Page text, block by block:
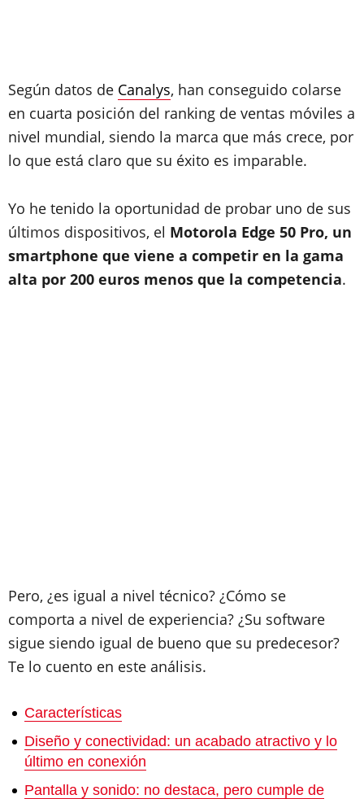
Según datos de Canalys, han conseguido colarse
en cuarta posición del ranking de ventas móviles a
nivel mundial, siendo la marca que más crece, por
lo que está claro que su éxito es imparable.
Yo he tenido la oportunidad de probar uno de sus
últimos dispositivos, el Motorola Edge 50 Pro, un
smartphone que viene a competir en la gama
alta por 200 euros menos que la competencia.
Pero, ¿es igual a nivel técnico? ¿Cómo se
comporta a nivel de experiencia? ¿Su software
sigue siendo igual de bueno que su predecesor?
Te lo cuento en este análisis.
Características
Diseño y conectividad: un acabado atractivo y lo
último en conexión
Pantalla y sonido: no destaca, pero cumple de